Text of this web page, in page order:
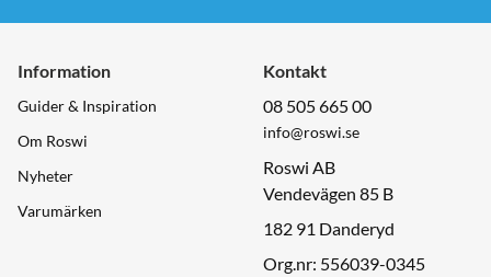
Information
Guider & Inspiration
Om Roswi
Nyheter
Varumärken
Kontakt
08 505 665 00
info@roswi.se
Roswi AB
Vendevägen 85 B
182 91 Danderyd
Org.nr: 556039-0345